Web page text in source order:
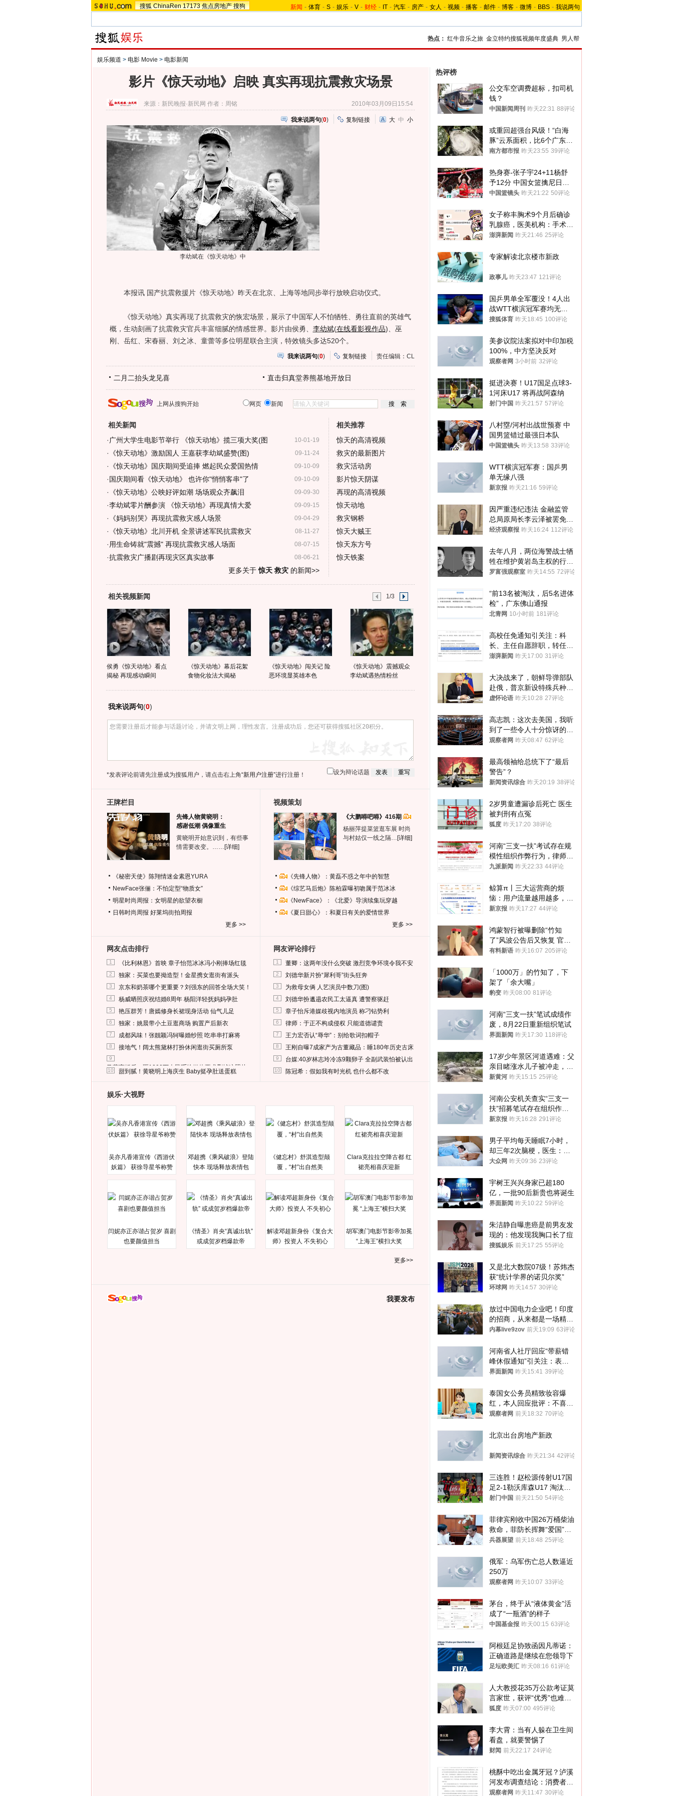
搜狐 ChinaRen 17173 焦点房地产 搜狗 新闻 - 体育 - S - 娱乐 - V - 财经 - IT - 汽车 - 房产 - 女人 - 视频 - 播客 - 邮件 - 博客 - 微博 - BBS - 我说两句
热点： 红牛音乐之旅 金立特约搜狐视频年度盛典 男人帮
娱乐频道 > 电影 Movie > 电影新闻
影片《惊天动地》启映 真实再现抗震救灾场景
来源： 新民晚报·新民网 作者：周铭 2010年03月09日15:54
我来说两句(0) 复制链接 大 中 小
李幼斌在《惊天动地》中
本报讯 国产抗震救援片《惊天动地》昨天在北京、上海等地同步举行放映启动仪式。
《惊天动地》真实再现了抗震救灾的恢宏场景，展示了中国军人不怕牺牲、勇往直前的英雄气
概，生动刻画了抗震救灾官兵丰富细腻的情感世界。影片由侯勇、 李幼斌(在线看影视作品) 、巫
刚、岳红、宋春丽、刘之冰、童蕾等多位明星联合主演，特效镜头多达520个。
我来说两句(0) 复制链接 责任编辑：CL
二月二抬头龙见喜 直击归真堂养熊基地开放日
上网从搜狗开始 网页 新闻
相关新闻
10-01-19
· 广州大学生电影节举行 《惊天动地》揽三项大奖(图
09-11-24
· 《惊天动地》激励国人 王嘉获李幼斌盛赞(图)
09-10-09
· 《惊天动地》国庆期间受追捧 燃起民众爱国热情
09-10-09
· 国庆期间看《惊天动地》 也许你"悄悄客串"了
09-09-30
· 《惊天动地》公映好评如潮 场场观众齐飙泪
09-09-15
·李幼斌零片酬参演 《惊天动地》再现真情大爱
09-04-29
· 《妈妈别哭》再现抗震救灾感人场景
08-11-27
· 《惊天动地》北川开机 全景讲述军民抗震救灾
08-07-15
· 用生命铸就"震撼" 再现抗震救灾感人场面
08-06-21
·抗震救灾广播剧再现灾区真实故事
更多关于惊天 救灾的新闻>>
相关推荐
惊天的高清视频
救灾的最新图片
救灾活动房
影片惊天阴谋
再现的高清视频
惊天动地
救灾钢桥
惊天大贼王
惊天东方号
惊天铁案
相关视频新闻 1/3
侯勇《惊天动地》看点
揭秘 再现感动瞬间
《惊天动地》幕后花絮
食物化妆法大揭秘
《惊天动地》闯关记 险
恶环境显英雄本色
《惊天动地》震撼观众
李幼斌遇热情粉丝
我来说两句(0)
*发表评论前请先注册成为搜狐用户，请点击右上角“新用户注册”进行注册！ 设为辩论话题
王牌栏目
先锋人物黄晓明：
感谢低潮 偶像重生
黄晓明开始意识到，有些事
情需要改变。…… [详细]
《秘密天使》陈翔情迷金素恩YURA
NewFace张俪：不怕定型“物质女”
明星时尚周报：女明星的欲望衣橱
日韩时尚周报 好莱坞街拍周报
更多 >>
视频策划
《大鹏嘚吧嘚》416期
杨丽萍提菜篮逛车展 时尚
与村姑仅一线之隔… [详细]
《先锋人物》：黄磊不惑之年中的智慧
《综艺马后炮》陈柏霖曝初吻属于范冰冰
《NewFace》：《北爱》导演续集玩穿越
《夏日甜心》：和夏日有关的爱情世界
更多 >>
网友点击排行
1 《比利林恩》首映 章子怡范冰冰冯小刚捧场红毯
2 独家：买菜也要拗造型！金星携女逛街有派头
3 京东和奶茶哪个更重要？刘强东的回答全场大笑！
4 杨威晒照庆祝结婚8周年 杨阳洋轻抚妈妈孕肚
5 艳压群芳！唐嫣修身长裙现身活动 仙气儿足
6 独家：姚晨带小土豆逛商场 购置产后新衣
7 成都风味！张靓颖冯轲曝婚纱照 吃串串打麻将
8 接地气！阔太熊黛林打扮休闲逛街买厕所泵
9
马蓉离婚后，砸1000万人民币给媒体要求删掉这照片
10 甜到腻！黄晓明上海庆生 Baby挺孕肚送蛋糕
网友评论排行
1 董卿：这两年没什么突破 激烈竞争环境令我不安
2 刘德华新片扮“犀利哥”街头狂奔
3 为救母女俩 人艺演员中数刀(图)
4 刘德华扮邋遢农民工太逼真 遭警察驱赶
5 章子怡斥港媒歧视内地演员 称刁钻势利
6 律师：于正不构成侵权 只能道德谴责
7 王力宏否认“辱华”：别给歌词扣帽子
8 王刚自曝7成家产为古董藏品：睡180年历史古床
9 台媒:40岁林志玲冷冻9颗卵子 全副武装怕被认出
10 陈冠希：假如我有时光机 也什么都不改
娱乐·大视野
吴亦凡香港宣传《西游伏
妖篇》 获徐导星爷称赞
邓超携《乘风破浪》登陆
快本 现场释放表情包
《健忘村》舒淇造型颠
覆，“村”出自然美
Clara克拉拉空降古都 红
裙亮相喜庆迎新
闫妮亦正亦谐占贺岁 喜剧
也要颜值担当
《情圣》肖央“真诚出轨”
或成贺岁档爆款帝
解读邓超新身份《复合大
师》投资人 不失初心
胡军澳门电影节影帝加冕
“上海王”横扫大奖
更多>>
我要发布
热评榜
公交车空调费超标，扣司机
钱？
中国新闻周刊 昨天22:31 88评论
或重回超强台风级！“白海
豚”云系面积，比6个广东还
大！深圳官方：注意这件事
南方都市报 昨天23:55 39评论
热身赛-张子宇24+11杨舒
予12分 中国女篮擒尼日利
亚
中国篮镜头 昨天21:22 50评论
女子称丰胸术9个月后确诊
乳腺癌，医美机构：手术不
可能引发癌症，建议走司法
澎湃新闻 昨天21:46 25评论
专家解读北京楼市新政
政事儿 昨天23:47 121评论
国乒男单全军覆没！4人出
战WTT横滨冠军赛均无缘
八强
搜狐体育 昨天18:45 100评论
美参议院法案拟对中印加税
100%，中方坚决反对
观察者网 3小时前 32评论
挺进决赛！U17国足点球3-
1河床U17 将再战阿森纳
射门中国 昨天21:57 57评论
八村塁/河村出战世预赛 中
国男篮错过最强日本队
中国篮镜头 昨天13:58 33评论
WTT横滨冠军赛：国乒男
单无缘八强
新京报 昨天21:16 59评论
因严重违纪违法 金融监管
总局原局长李云泽被罢免全
国人大代表
经济观察报 昨天16:24 112评论
去年八月，两位海警战士牺
牲在维护黄岩岛主权的行动
中
罗富强观察室 昨天14:55 72评论
“前13名被淘汰，后5名进体
检”，广东佛山通报
北青网 10小时前 181评论
高校任免通知引关注：科
长、主任自愿辞职，转任思
政辅导员
澎湃新闻 昨天17:00 31评论
大决战来了，朝鲜导弹部队
赴俄，普京新设特殊兵种，
76岁老将扛旗
虚怀论语 昨天10:28 27评论
高志凯：这次去美国，我听
到了一些令人十分惊讶的消
息
观察者网 昨天08:47 62评论
最高领袖给总统下了“最后
警告”？
新闻资讯综合 昨天20:19 38评论
2岁男童遭漏诊后死亡 医生
被判刑有点冤
狐度 昨天17:20 38评论
河南“三支一扶”考试存在规
模性组织作弊行为，律师：
涉嫌非法获取国家秘密罪等
九派新闻 昨天22:33 44评论
鲸算π丨三大运营商的烦
恼：用户流量越用越多，收
入却越来越少
新京报 昨天17:27 44评论
鸿蒙智行被曝删除“竹知
了”风波公告后又恢复 官媒
曾力挺：劝华为要大度的，
有料新语 昨天16:07 205评论
「1000万」的竹知了，下
架了「余大嘴」
豹变 昨天08:00 81评论
河南“三支一扶”笔试成绩作
废，8月22日重新组织笔试
界面新闻 昨天17:30 118评论
17岁少年景区河道遇难：父
亲目睹涨水儿子被冲走，当
地排除上游泄洪，家属盼厘
新黄河 昨天15:15 25评论
河南公安机关查实“三支一
扶”招募笔试存在组织作弊
犯罪行为
新京报 昨天16:28 291评论
男子平均每天睡眠7小时，
却三年2次脑梗，医生：这
样睡觉更伤身
大众网 昨天09:36 23评论
宇树王兴兴身家已超180
亿，一批90后新贵也将诞生
界面新闻 昨天10:22 59评论
朱洁静自曝患癌是前男友发
现的：他发现我胸口长了痘
搜狐娱乐 前天17:25 55评论
又是北大数院07级！苏炜杰
获“统计学界的诺贝尔奖”
环球网 昨天14:57 30评论
放过中国电力企业吧！印度
的招商，从来都是一场精准
收割
内幕live9zov 前天19:09 63评论
河南省人社厅回应“带薪错
峰休假通知”引关注：表述
不够准确，待修改后印发
界面新闻 昨天15:41 39评论
泰国女公务员精致妆容爆
红，本人回应批评：不喜欢
就别看
观察者网 前天18:32 70评论
北京出台房地产新政
新闻资讯综合 昨天21:34 42评论
三连胜！赵松源传射U17国
足2-1勒沃库森U17 淘汰赛
将战河床
射门中国 前天21:50 54评论
菲律宾刚收中国26万桶柴油
救命，菲防长挥舞“爱国”大
棒，谁亲华谁下台？
兵器展望 前天18:48 25评论
俄军：乌军伤亡总人数逼近
250万
观察者网 昨天10:07 33评论
茅台，终于从“液体黄金”活
成了“一瓶酒”的样子
中国基金报 昨天00:15 63评论
阿根廷足协致函因凡蒂诺：
正确道路是继续在您领导下
足坛欧美汇 昨天08:16 61评论
人大教授花35万公款考证莫
言家世，获评“优秀”也难服
众
狐度 昨天07:00 495评论
李大霄：当有人躲在卫生间
看盘，就要警惕了
财闻 前天22:17 24评论
桃酥中吃出金属牙冠？泸溪
河发布调查结论：消费者已
澄清，所发视频情况不属实
观察者网 昨天11:47 30评论